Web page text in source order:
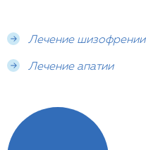
Лечение шизофрении
Лечение апатии